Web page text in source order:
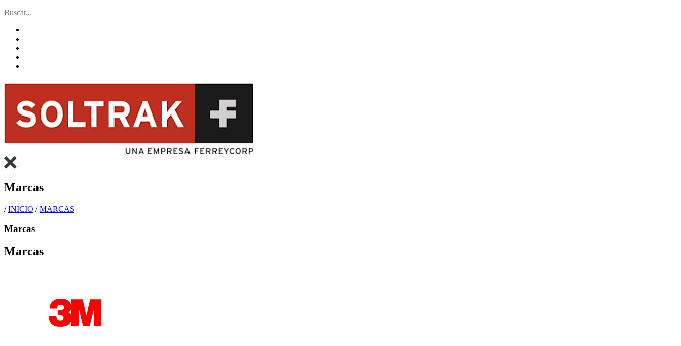
Marcas
/INICIO /MARCAS
Marcas
Marcas